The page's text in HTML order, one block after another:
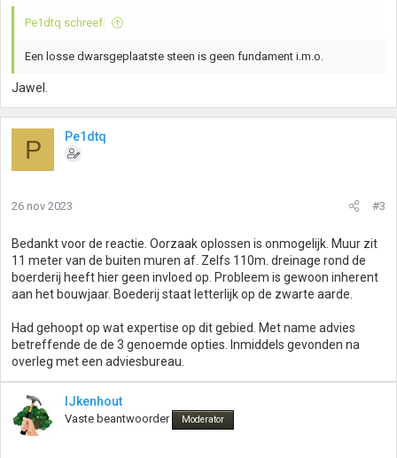
Pe1dtq schreef:
Een losse dwarsgeplaatste steen is geen fundament i.m.o.
Jawel.
P Pe1dtq
26 nov 2023 #3
Bedankt voor de reactie. Oorzaak oplossen is onmogelijk. Muur zit
11 meter van de buiten muren af. Zelfs 110m. dreinage rond de
boerderij heeft hier geen invloed op. Probleem is gewoon inherent
aan het bouwjaar. Boederij staat letterlijk op de zwarte aarde.
Had gehoopt op wat expertise op dit gebied. Met name advies
betreffende de de 3 genoemde opties. Inmiddels gevonden na
overleg met een adviesbureau.
IJkenhout
Vaste beantwoorder Moderator